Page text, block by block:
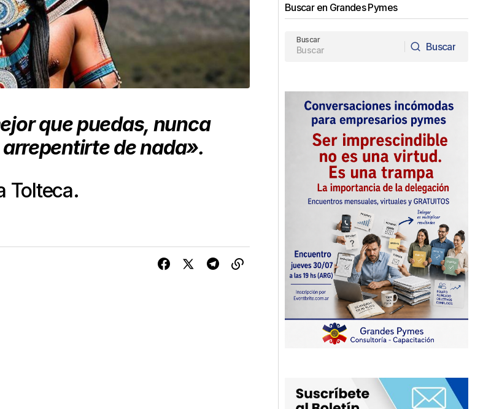
que puedas, nunca
de nada».
Tolteca.
Buscar en Grandes Pymes
Buscar
Buscar